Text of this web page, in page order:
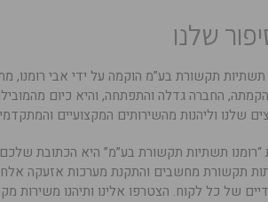
שלנו
תשתיות תקשורת בע”מ הוקמה על ידי אבי
החברה גדלה והתפתחה, והיא כיום
שלנו וליהנות מהשירותים המקצועיים
“רומנו תשתיות תקשורת בע”מ” היא הכתובת
תקשורת מחשבים והתקנת מערכות אזעקה
של כל לקוח. הצטרפו אלינו ותיהנו משירות